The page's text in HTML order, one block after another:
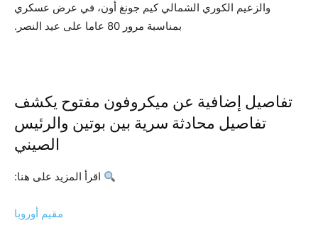
والزعيم الكوري الشمالي كيم جونغ أون، في عرض عسكري
بمناسبة مرور 80 عاما على عيد النصر.
تفاصيل إضافية عن ميكروفون مفتوح يكشف
تفاصيل محادثة سرية بين بوتين والرئيس
الصيني
اقرأ المزيد على هنا:
مقيم أوروبا